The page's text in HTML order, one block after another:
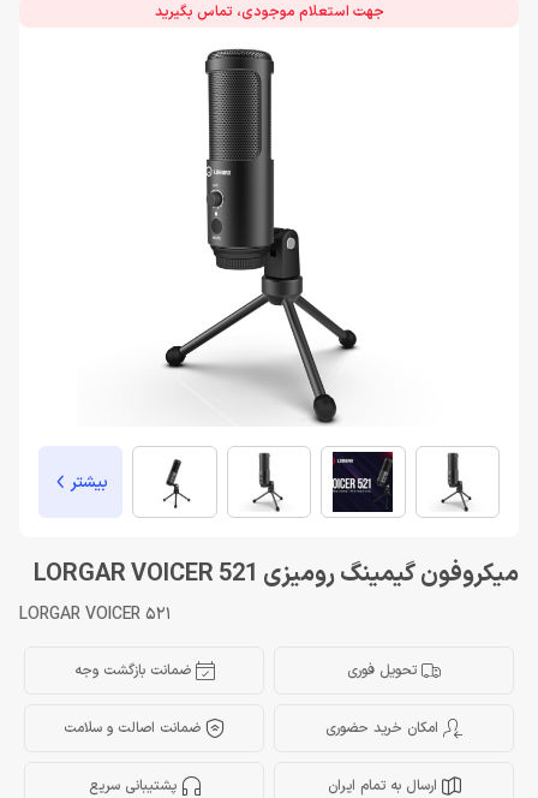
جهت استعلام موجودی، تماس بگیرید
بیشتر
میکروفون گیمینگ رومیزی LORGAR VOICER 521
LORGAR VOICER 521
تحویل فوری ضمانت بازگشت وجه
امکان خرید حضوری ضمانت اصالت و سلامت
ارسال به تمام ایران پشتیبانی سریع